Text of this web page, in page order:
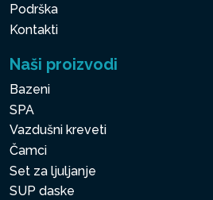
Podrška
Kontakti
Naši proizvodi
Bazeni
SPA
Vazdušni kreveti
Čamci
Set za ljuljanje
SUP daske